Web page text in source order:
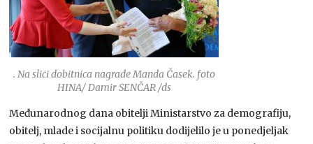
. Na slici dobitnica nagrade Manda Časek. foto
HINA/ Damir SENČAR /ds
Međunarodnog dana obitelji Ministarstvo za demografiju,
obitelj, mlade i socijalnu politiku dodijelilo je u ponedjeljak